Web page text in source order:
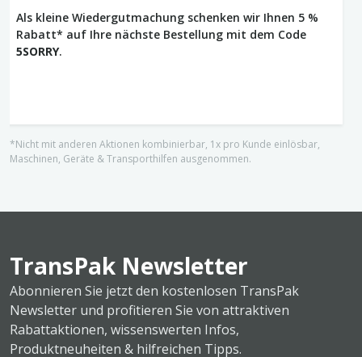
Als kleine Wiedergutmachung schenken wir Ihnen 5 %
Rabatt* auf Ihre nächste Bestellung mit dem Code
5SORRY.
*Nicht mit anderen Aktionen kombinierbar, 1x pro Kunde einlösbar,
Maschinen, Geräte & Transporthilfen ausgenommen.
TransPak Newsletter
Abonnieren Sie jetzt den kostenlosen TransPak
Newsletter und profitieren Sie von attraktiven
Rabattaktionen, wissenswerten Infos,
Produktneuheiten & hilfreichen Tipps.